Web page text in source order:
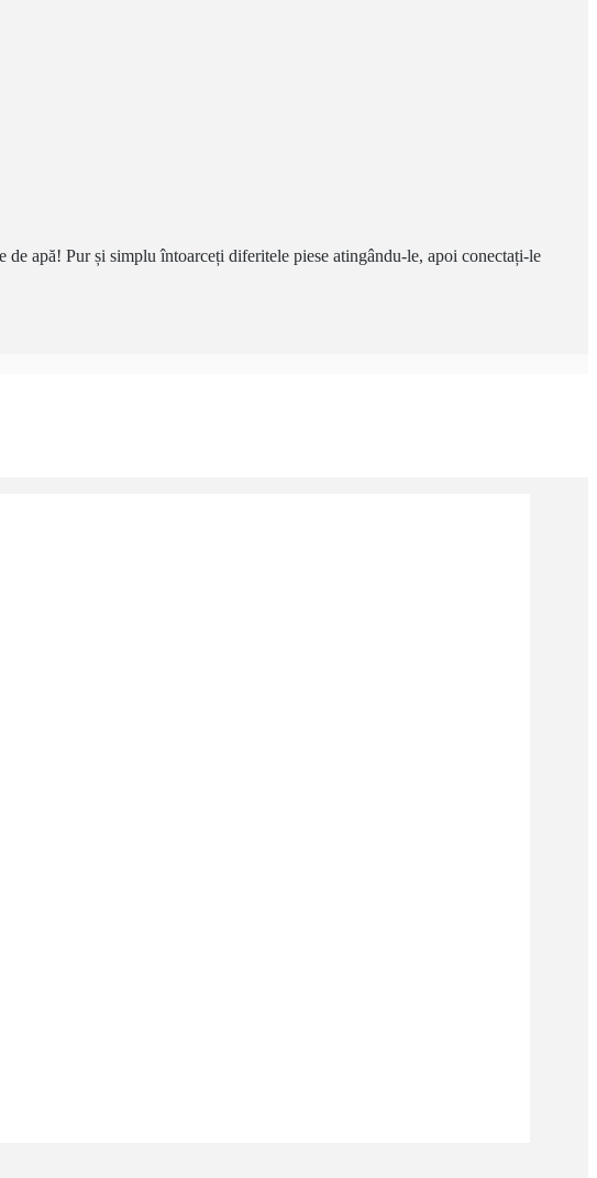
apă! Pur și simplu întoarceți diferitele piese atingându-le, apoi conectați-le